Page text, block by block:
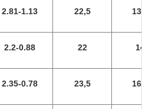
2.81-1.13 22,5
2.2-0.88 22
2.35-0.78 23,5